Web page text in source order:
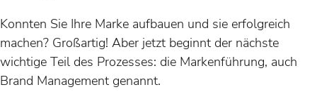
Konnten Sie Ihre Marke aufbauen und sie erfolgreich
machen? Großartig! Aber jetzt beginnt der nächste
wichtige Teil des Prozesses: die Markenführung, auch
Brand Management genannt.